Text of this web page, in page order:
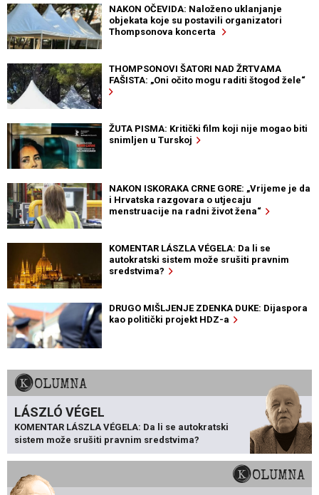
NAKON OČEVIDA: Naloženo uklanjanje
objekata koje su postavili organizatori
Thompsonova koncerta
THOMPSONOVI ŠATORI NAD ŽRTVAMA
FAŠISTA: „Oni očito mogu raditi štogod žele“
ŽUTA PISMA: Kritički film koji nije mogao biti
snimljen u Turskoj
NAKON ISKORAKA CRNE GORE: „Vrijeme je da
i Hrvatska razgovara o utjecaju
menstruacije na radni život žena“
KOMENTAR LÁSZLA VÉGELA: Da li se
autokratski sistem može srušiti pravnim
sredstvima?
DRUGO MIŠLJENJE ZDENKA DUKE: Dijaspora
kao politički projekt HDZ-a
KOLUMNA
LÁSZLÓ VÉGEL
KOMENTAR LÁSZLA VÉGELA: Da li se autokratski
sistem može srušiti pravnim sredstvima?
KOLUMNA